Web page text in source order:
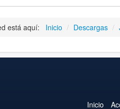
está aquí: Inicio / Descargas /
Inicio